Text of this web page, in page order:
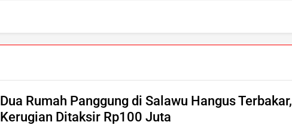
Dua Rumah Panggung di Salawu Hangus Terbakar,
Kerugian Ditaksir Rp100 Juta